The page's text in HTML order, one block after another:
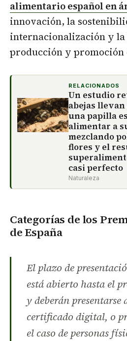
alimentario español en
innovación, la
internacionalización y la
producción y promoción
RELACIONADOS
Un estudio
abejas
una papilla
alimentar a
mezclando
flores y el
casi perfecto
Naturaleza
Categorías de los
de España
El plazo de
está abierto hasta el
y deberán
certificado digital, o
el caso de personas